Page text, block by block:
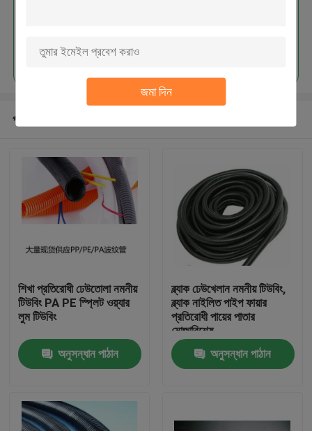
জমা দিন
চালিয়ে
প্রস্তাবিত পণ্য
শিখা প্রতিরোধী ঢেউতোলা নমনীয়
টিউবিং PA PE স্প্লিট ওয়্যার
লুম টিউবিং
অনুসন্ধান পাঠান
ব্ল্যাক ঢেউখেলান নমনীয় টিউবিং,
ব্ল্যাক নাইলিত পাইপ ফায়ার
প্রতিরোধী পায়ের পাতার
মোজাবিশেষ
অনুসন্ধান পাঠান